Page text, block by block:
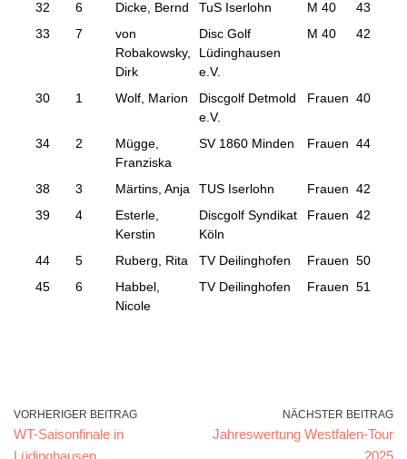
32 6 Dicke, Bernd TuS Iserlohn M 40 43
33
7
von
Robakowsky,
Dirk
Disc Golf
Lüdinghausen
e.V.
M 40 42
30 1 Wolf, Marion
Discgolf Detmold
e.V.
Frauen 40
34 2
Mügge,
Franziska
SV 1860 Minden Frauen 44
38 3 Märtins, Anja TUS Iserlohn Frauen 42
39
4
Esterle,
Kerstin
Discgolf Syndikat
Köln
Frauen 42
44 5 Ruberg, Rita TV Deilinghofen Frauen 50
45
6
Habbel,
Nicole
TV Deilinghofen Frauen 51
VORHERIGER BEITRAG
WT-Saisonfinale in
NÄCHSTER BEITRAG
Jahreswertung Westfalen-Tour